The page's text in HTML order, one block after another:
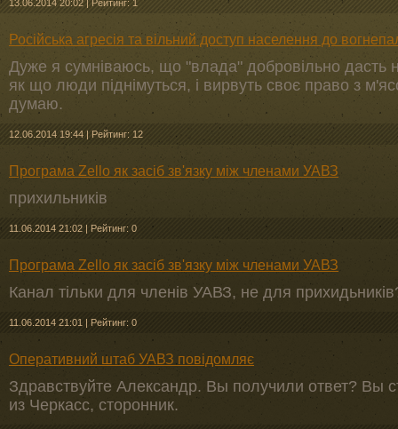
13.06.2014 20:02 | Рейтинг: 1
Російська агресія та вільний доступ населення до
Дуже я сумніваюсь, що "влада" добровільно дасть
як що люди піднімуться, і вирвуть своє право з
думаю.
12.06.2014 19:44 | Рейтинг: 12
Програма Zello як засіб зв'язку між членами УАВЗ
прихильників
11.06.2014 21:02 | Рейтинг: 0
Програма Zello як засіб зв'язку між членами УАВЗ
Канал тільки для членів УАВЗ, не для
11.06.2014 21:01 | Рейтинг: 0
Оперативний штаб УАВЗ повідомляє
Здравствуйте Александр. Вы получили ответ? Вы
из Черкасс, сторонник.